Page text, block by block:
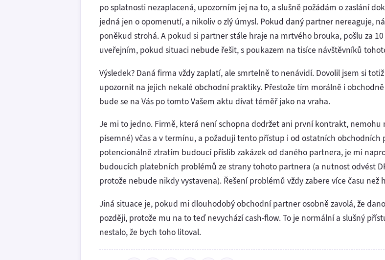
po splatnosti nezaplacená, upozorním jej na to, a slušně požádám o zaslání
jedná jen o opomenutí, a nikoliv o zlý úmysl. Pokud daný partner nereaguje,
poněkud strohá. A pokud si partner stále hraje na mrtvého brouka, pošlu za
uveřejním, pokud situaci nebude řešit, s poukazem na tisíce návštěvníků
Výsledek? Daná firma vždy zaplatí, ale smrtelně to nenávidí. Dovolil jsem si
upozornit na jejich nekalé obchodní praktiky. Přestože tím morálně i
bude se na Vás po tomto Vašem aktu dívat téměř jako na vraha.
Je mi to jedno. Firmě, která není schopna dodržet ani první kontrakt,
písemné) včas a v termínu, a požaduji tento přístup i od ostatních
potencionálně ztratím budoucí příslib zakázek od daného partnera, je mi
budoucích platebních problémů ze strany tohoto partnera (a nutnost odvést
protože nebude nikdy vystavena). Řešení problémů vždy zabere více času
Jiná situace je, pokud mi dlouhodobý obchodní partner osobně zavolá, že
později, protože mu na to teď nevychází cash-flow. To je normální a slušný
nestalo, že bych toho litoval.